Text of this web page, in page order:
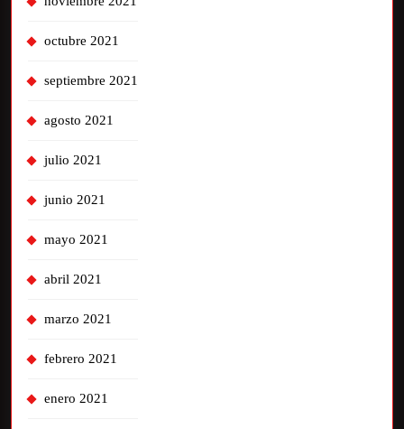
octubre 2021
septiembre 2021
agosto 2021
julio 2021
junio 2021
mayo 2021
abril 2021
marzo 2021
febrero 2021
enero 2021